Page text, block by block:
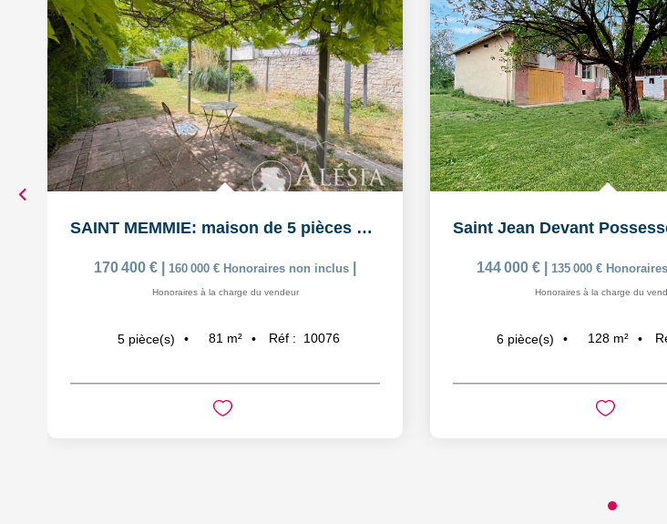
SAINT MEMMIE: maison de 5 pièces sur 574m² de parcelle de...
170 400 € 160 000 € Honoraires non inclus
Honoraires à la charge du vendeur
5 pièce(s) 81 m² Réf : 10076
144 000 € 135 000 €
Honoraires à la charge du
6 pièce(s) 128 m²